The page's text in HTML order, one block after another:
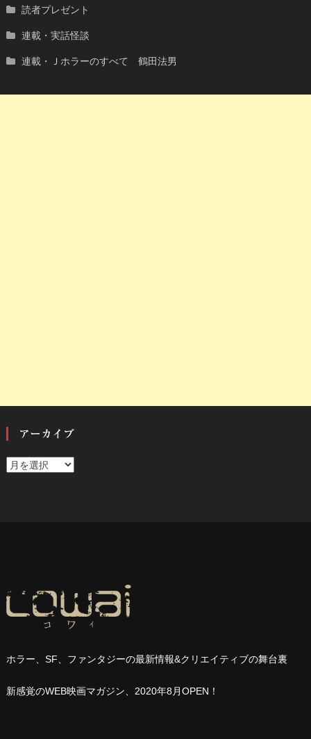
読者プレゼント
連載・実話怪談
連載・Ｊホラーのすべて 鶴田法男
アーカイブ
ア
ホラー、SF、ファンタジーの最新情報&クリエイティブの舞台裏
新感覚のWEB映画マガジン、2020年8月OPEN ！